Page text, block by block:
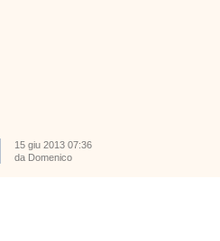
15 giu 2013 07:36
da Domenico